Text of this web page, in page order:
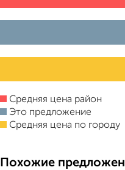
Средняя цена район
Это предложение
Средняя цена по городу
Похожие